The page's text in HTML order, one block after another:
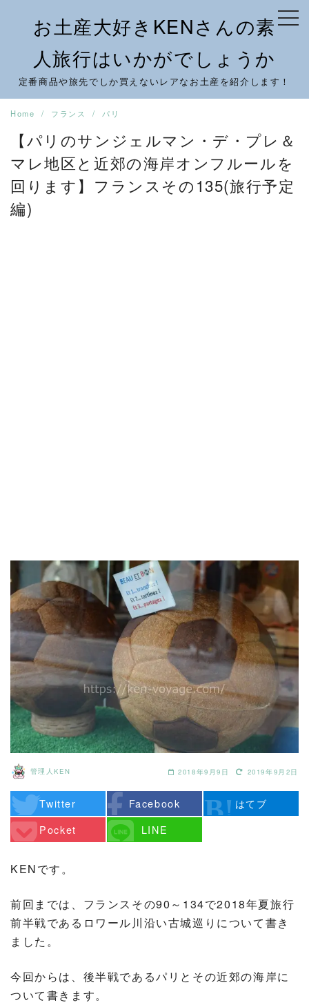
content
お土産大好きKENさんの素
人旅行はいかがでしょうか
定番商品や旅先でしか買えないレアなお土産を紹介します！
Home フランス パリ
【パリのサンジェルマン・デ・プレ＆
マレ地区と近郊の海岸オンフルールを
回ります】フランスその135(旅行予定
編)
管理人KEN 2018年9月9日 2019年9月2日
Twitter Facebook
はてブ
Pocket
LINE
KENです。
前回までは、フランスその90～134で2018年夏旅行
前半戦であるロワール川沿い古城巡りについて書き
ました。
今回からは、後半戦であるパリとその近郊の海岸に
ついて書きます。